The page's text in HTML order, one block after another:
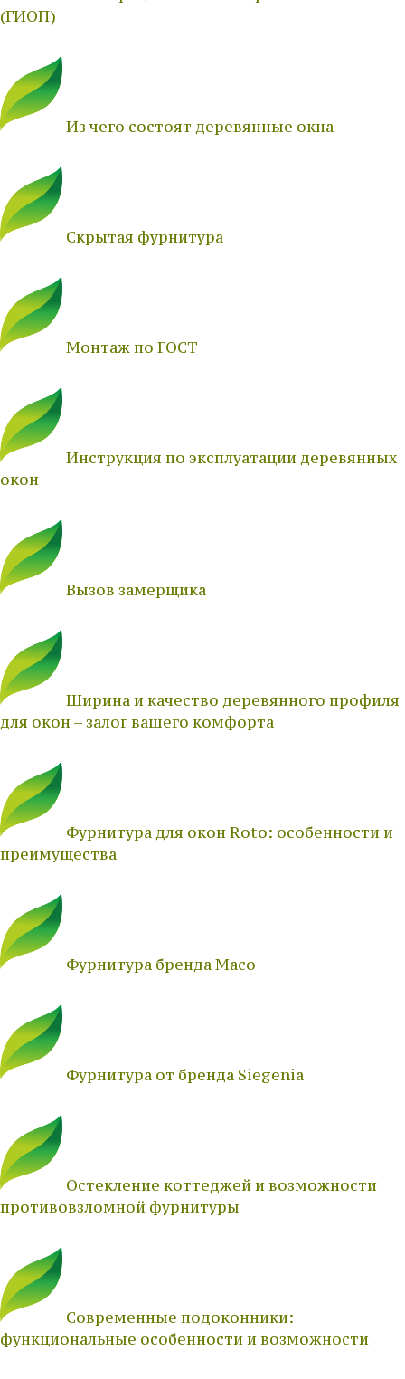
(ГИОП)
Из чего состоят деревянные окна
Скрытая фурнитура
Монтаж по ГОСТ
Инструкция по эксплуатации деревянных
окон
Вызов замерщика
Ширина и качество деревянного профиля
для окон – залог вашего комфорта
Фурнитура для окон Roto: особенности и
преимущества
Фурнитура бренда Maco
Фурнитура от бренда Siegenia
Остекление коттеджей и возможности
противовзломной фурнитуры
Современные подоконники:
функциональные особенности и возможности